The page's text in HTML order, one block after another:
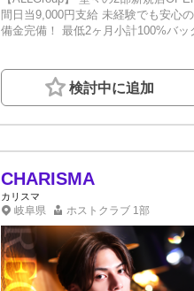
間日当9,000円支給 未経験でも安心
備金完備！ 最低2ヶ月小計100%バ
が、あなたに直接指導いたします
ライドをもってお迎えいたします
軽にご応募・ご相談ください。
検討中に追加
CHARISMA
カリスマ
岐阜県 ホストクラブ 1部